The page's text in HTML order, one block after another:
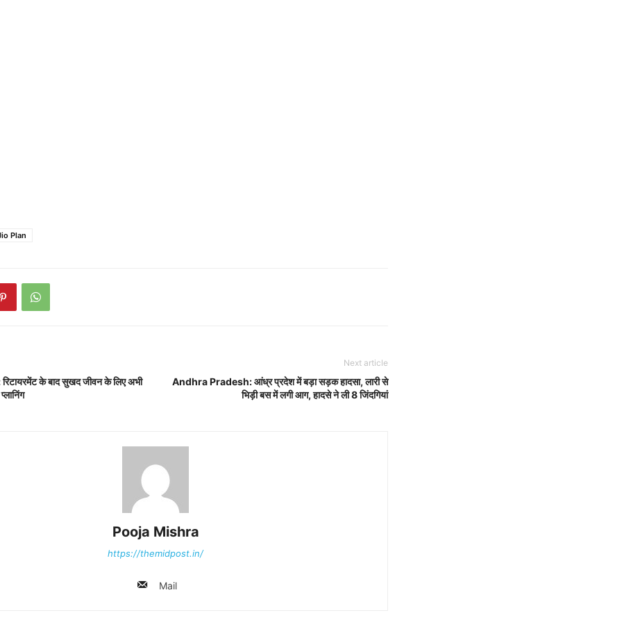
Plan
के बाद सुखद जीवन के लिए अभी
Next article
Andhra Pradesh: आंध्र प्रदेश में बड़ा सड़क हादसा, लारी से
भिड़ी बस में लगी आग, हादसे ने ली 8 जिंदगियां
Pooja Mishra
https://themidpost.in/
Mail